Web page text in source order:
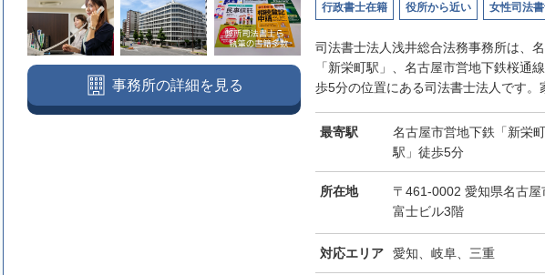
行政書士在籍 役所から近い 女性司法
司法書士法人浅井総合法務事務所は、
「新栄町駅」、名古屋市営地下鉄桜通
歩5分の位置にある司法書士法人です。
最寄駅
名古屋市営地下鉄「新栄
駅」徒歩5分
所在地
〒461-0002 愛知県名古
富士ビル3階
対応エリア 愛知、岐阜、三重
事務所の詳細を見る